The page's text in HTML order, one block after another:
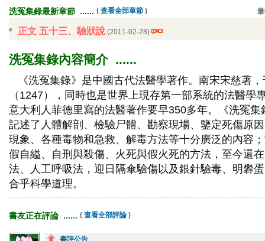
洗冤集錄最新章節 ...... ( 查看全部章節 )
正文 五十三、驗狀說 (2011-02-28)
洗冤集錄內容簡介 ......
《洗冤集錄》是中國古代法醫學著作。南宋宋慈著
（1247），同時也是世界上現存第一部系統的法醫學
意大利人菲德里寫的法醫著作要早350多年。《洗冤
記述了人體解剖、檢驗尸體、勘察現場、鑒定死傷原
現象、各種毒物和急救、解毒方法等十分廣泛的內容
假自縊、自刑與殺傷、火死與假火死的方法，至今還
法、人工呼吸法，迎日隔傘驗傷以及銀針驗毒、明礬
合乎科學道理。
書友正在評論 ...... ( 查看全部評論 )
書評公告